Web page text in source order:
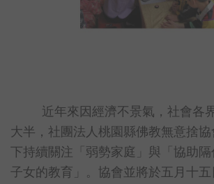
近年來因經濟不景氣，社會各
大半，社團法人桃園縣佛教無意捨
下持續關注「弱勢家庭」與「協助
子女的教育」。協會並將於五月十五